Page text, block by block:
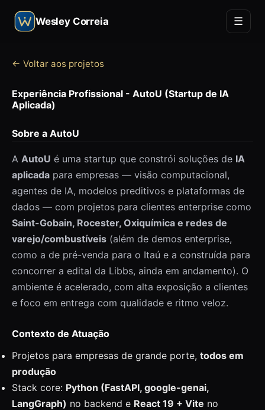
Wesley Correia ☰
← Voltar aos projetos
Experiência Profissional - AutoU (Startup de IA
Aplicada)
Sobre a AutoU
A AutoU é uma startup que constrói soluções de IA
aplicada para empresas — visão computacional,
agentes de IA, modelos preditivos e plataformas de
dados — com projetos para clientes enterprise como
Saint-Gobain, Rocester, Oxiquímica e redes de
varejo/combustíveis (além de demos enterprise,
como a de pré-venda para o Itaú e a construída para
concorrer a edital da Libbs, ainda em andamento). O
ambiente é acelerado, com alta exposição a clientes
e foco em entrega com qualidade e ritmo veloz.
Contexto de Atuação
Projetos para empresas de grande porte, todos em
produção
Stack core: Python (FastAPI, google-genai,
LangGraph) no backend e React 19 + Vite no